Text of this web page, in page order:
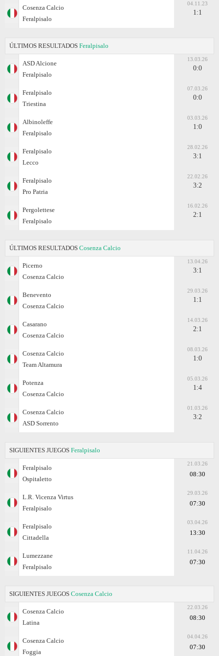
Cosenza Calcio
Feralpisalo
04.11.23
1:1
ÚLTIMOS RESULTADOS Feralpisalo
ASD Alcione
Feralpisalo
13.03.26
0:0
Feralpisalo
Triestina
07.03.26
0:0
Albinoleffe
Feralpisalo
03.03.26
1:0
Feralpisalo
Lecco
28.02.26
3:1
Feralpisalo
Pro Patria
22.02.26
3:2
Pergolettese
Feralpisalo
16.02.26
2:1
ÚLTIMOS RESULTADOS Cosenza Calcio
Picerno
Cosenza Calcio
13.04.26
3:1
Benevento
Cosenza Calcio
29.03.26
1:1
Casarano
Cosenza Calcio
14.03.26
2:1
Cosenza Calcio
Team Altamura
08.03.26
1:0
Potenza
Cosenza Calcio
05.03.26
1:4
Cosenza Calcio
ASD Sorrento
01.03.26
3:2
SIGUIENTES JUEGOS Feralpisalo
Feralpisalo
Ospitaletto
21.03.26
08:30
L.R. Vicenza Virtus
Feralpisalo
29.03.26
07:30
Feralpisalo
Cittadella
03.04.26
13:30
Lumezzane
Feralpisalo
11.04.26
07:30
SIGUIENTES JUEGOS Cosenza Calcio
Cosenza Calcio
Latina
22.03.26
08:30
Cosenza Calcio
Foggia
04.04.26
07:30